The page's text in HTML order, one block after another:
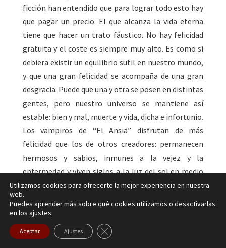
ficción han entendido que para lograr todo esto hay
que pagar un precio. El que alcanza la vida eterna
tiene que hacer un trato fáustico. No hay felicidad
gratuita y el coste es siempre muy alto. Es como si
debiera existir un equilibrio sutil en nuestro mundo,
y que una gran felicidad se acompaña de una gran
desgracia. Puede que una y otra se posen en distintas
gentes, pero nuestro universo se mantiene así
estable: bien y mal, muerte y vida, dicha e infortunio.
Los vampiros de “El Ansia” disfrutan de más
felicidad que los de otros creadores: permanecen
hermosos y sabios, inmunes a la vejez y la
enfermedad y viven siglos a la luz del sol en medio
de los hombres, por eso el precio es mucho más
alto. No esperan a la puesta del sol en mugrientas
catacumbas, medio ocultos al mundo. Pero para los
vampiros de esta historia, salvo una, se trata de un
larguísimo viaje que sí tiene un final o, más bien, el
Utilizamos cookies para ofrecerte la mejor experiencia en nuestra
web.
Puedes aprender más sobre qué cookies utilizamos o desactivarlas
en los ajustes.
Aceptar Ajustes Cerrar el banner de cookies RGPD